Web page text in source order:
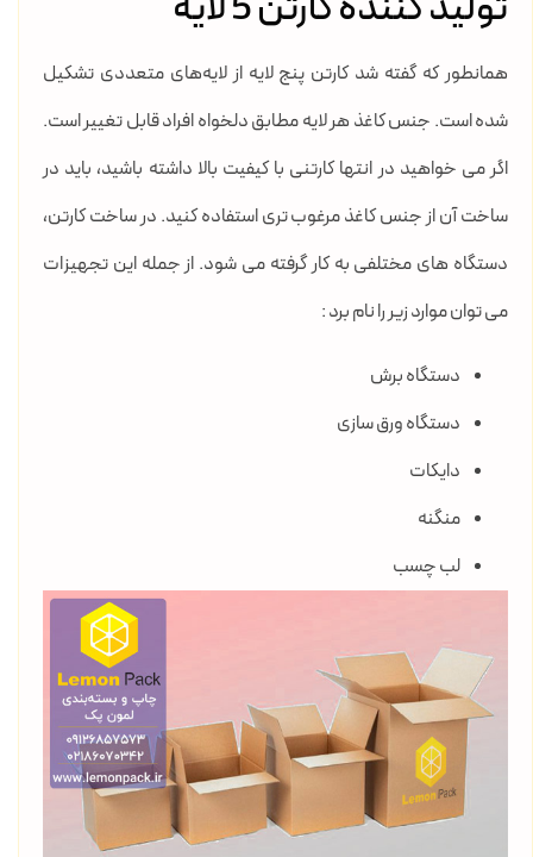
همانطور که گفته شد کارتن پنج لایه از لایه‌های متعددی تشکیل
شده است. جنس کاغذ هر لایه مطابق دلخواه افراد قابل تغییر است.
اگر می خواهید در انتها کارتنی با کیفیت بالا داشته باشید، باید در
ساخت آن از جنس کاغذ مرغوب تری استفاده کنید. در ساخت کارتن،
دستگاه های مختلفی به کار گرفته می شود. از جمله این تجهیزات
می توان موارد زیر را نام برد :
دستگاه برش
دستگاه ورق سازی
دایکات
منگنه
لب چسب